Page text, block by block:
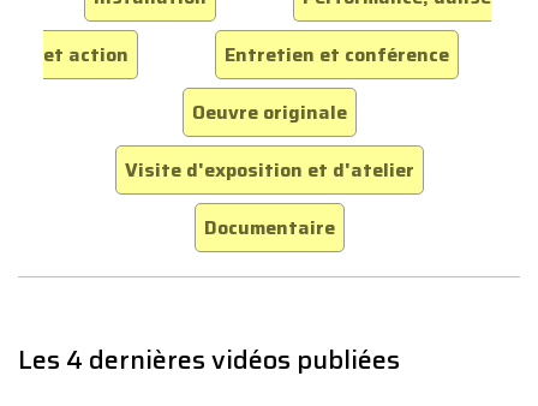
et action
Entretien et conférence
Oeuvre originale
Visite d'exposition et d'atelier
Documentaire
Les 4 dernières vidéos publiées